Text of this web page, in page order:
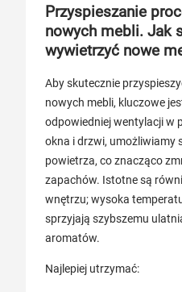
Przyspieszanie
nowych mebli. Jak
wywietrzyć nowe
Aby skutecznie
nowych mebli, kluczowe
odpowiedniej wentylacji w
okna i drzwi, umożliwiamy
powietrza, co znacząco
zapachów. Istotne są
wnętrzu; wysoka
sprzyjają szybszemu
aromatów.
Najlepiej utrzymać: